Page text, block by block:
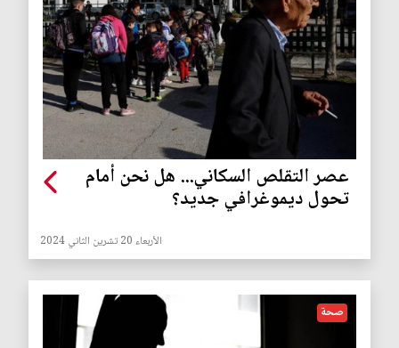
عصر التقلص السكاني... هل نحن أمام
تحول ديموغرافي جديد؟
الأربعاء 20 تشرين الثاني 2024
صحة